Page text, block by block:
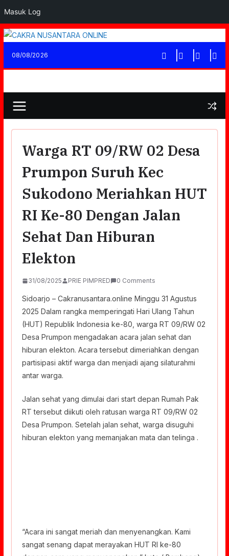
Masuk Log
Skip
content
08/08/2026
Warga RT 09/RW 02 Desa
Prumpon Suruh Kec
Sukodono Meriahkan HUT
RI Ke-80 Dengan Jalan
Sehat Dan Hiburan
Elekton
31/08/2025 PRIE PIMPRED 0 Comments
Sidoarjo – Cakranusantara.online Minggu 31 Agustus
2025 Dalam rangka memperingati Hari Ulang Tahun
(HUT) Republik Indonesia ke-80, warga RT 09/RW 02
Desa Prumpon mengadakan acara jalan sehat dan
hiburan elekton. Acara tersebut dimeriahkan dengan
partisipasi aktif warga dan menjadi ajang silaturahmi
antar warga.
Jalan sehat yang dimulai dari start depan Rumah Pak
RT tersebut diikuti oleh ratusan warga RT 09/RW 02
Desa Prumpon. Setelah jalan sehat, warga disuguhi
hiburan elekton yang memanjakan mata dan telinga .
“Acara ini sangat meriah dan menyenangkan. Kami
sangat senang dapat merayakan HUT RI ke-80